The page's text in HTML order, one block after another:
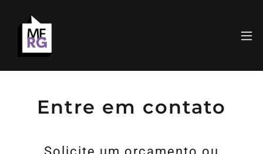
Entre em contato